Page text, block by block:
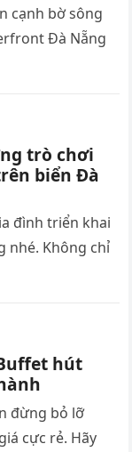
cạnh bờ sông
Đà Nẵng
trò chơi
biển Đà
đình triển khai
nhé. Không chỉ
hút
đừng bỏ lỡ
cực rẻ. Hãy